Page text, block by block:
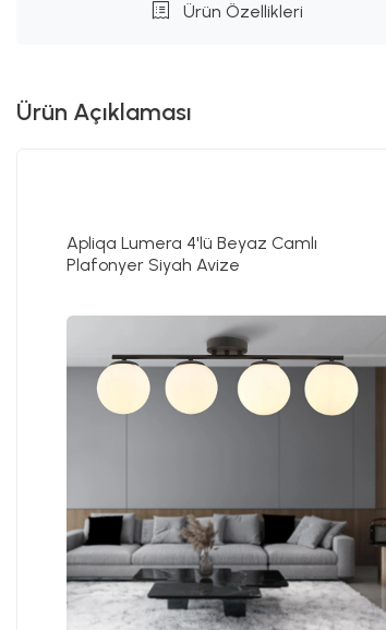
Ürün Özellikleri
Ürün Açıklaması
Apliqa Lumera 4'lü Beyaz Camlı
Plafonyer Siyah Avize